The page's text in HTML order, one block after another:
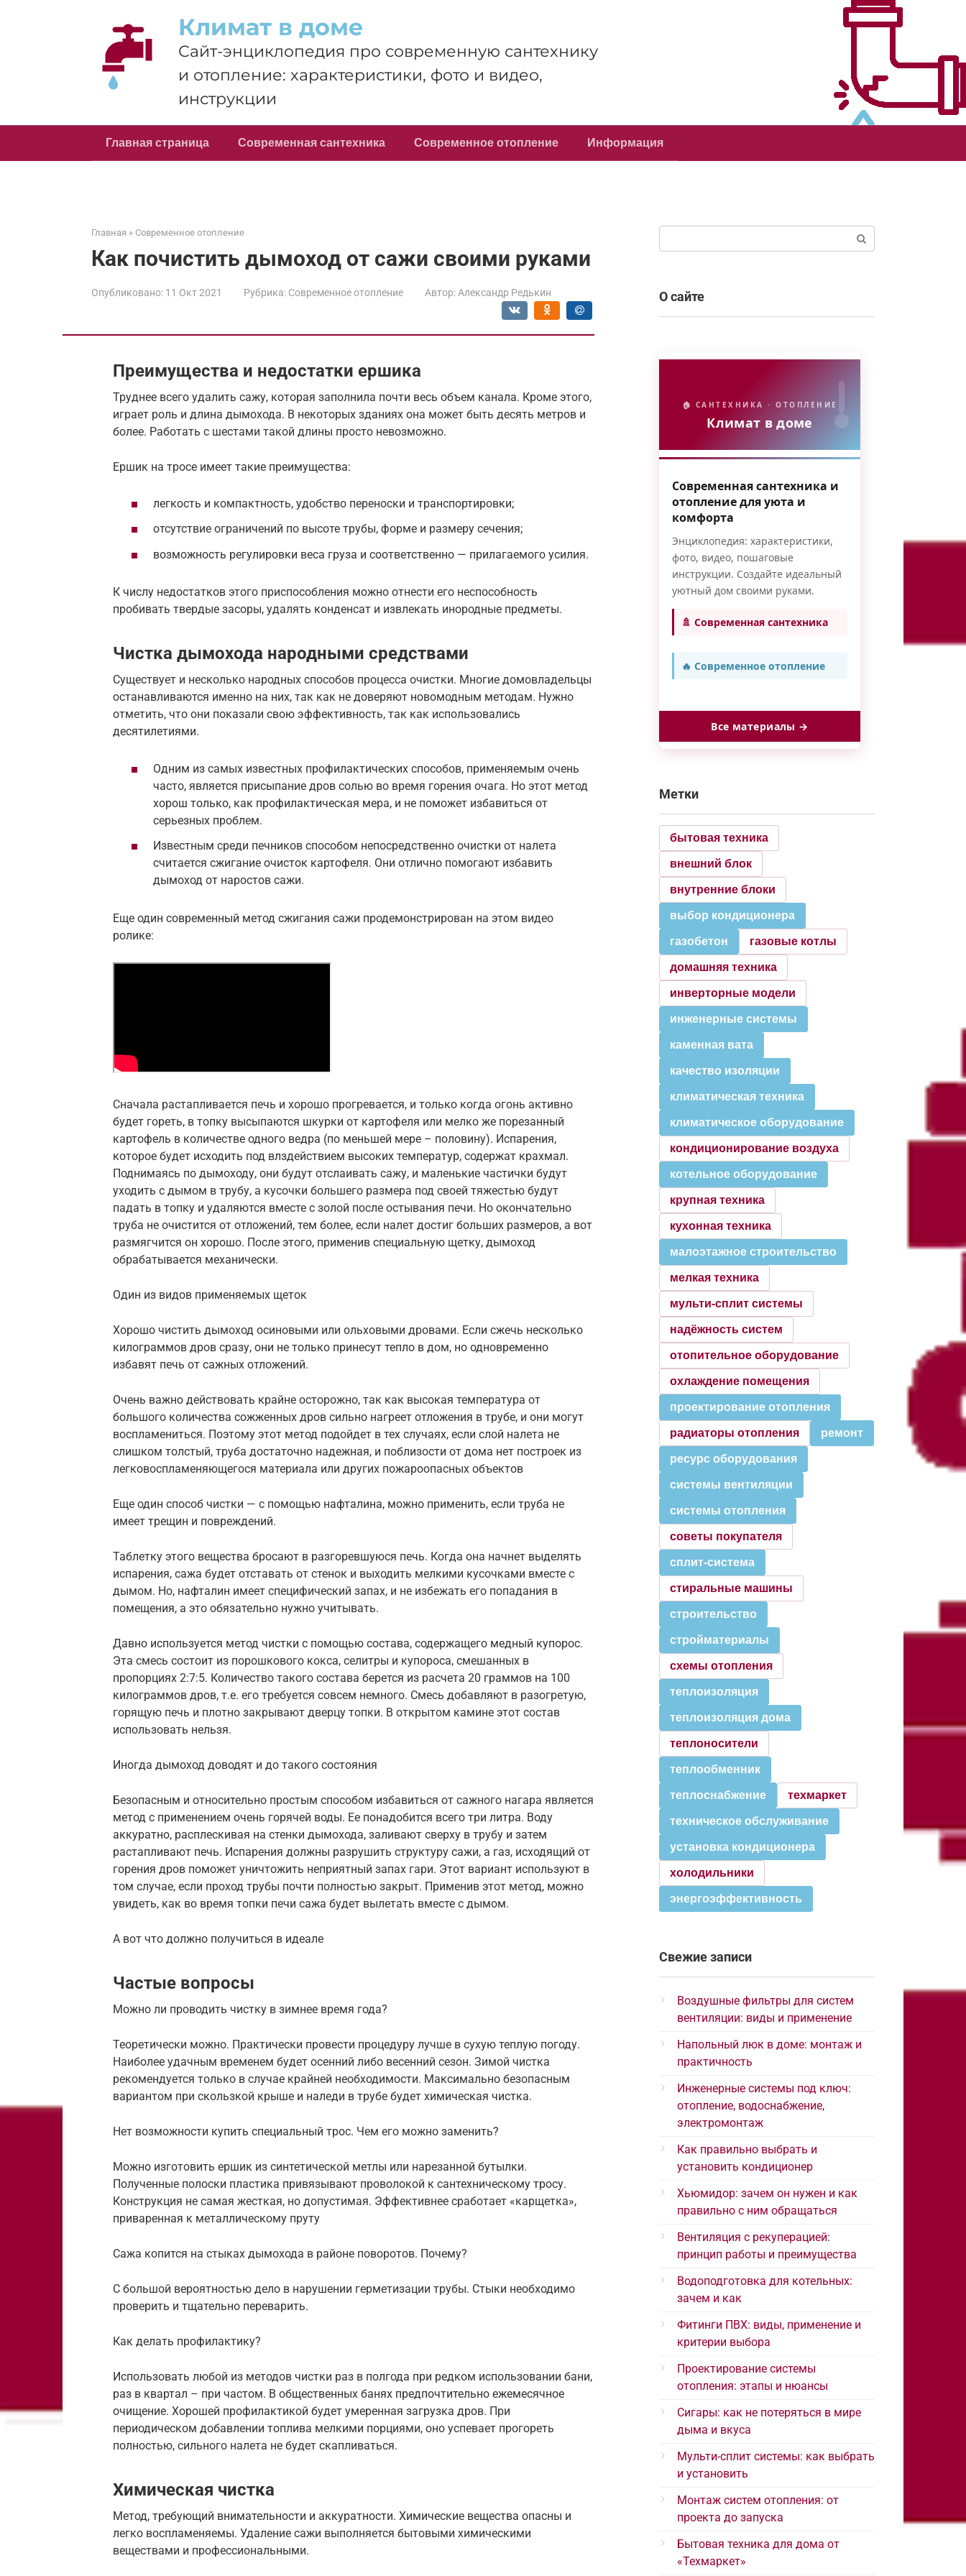
Климат в доме
Сайт-энциклопедия про современную сантехнику
и отопление: характеристики, фото и видео,
инструкции
Главная страница Современная сантехника Современное отопление Информация
Главная » Современное отопление
Как почистить дымоход от сажи своими руками
Опубликовано: 11 Окт 2021 Рубрика: Современное отопление Автор: Александр Редькин
Преимущества и недостатки ершика
Труднее всего удалить сажу, которая заполнила почти весь объем канала. Кроме этого,
играет роль и длина дымохода. В некоторых зданиях она может быть десять метров и
более. Работать с шестами такой длины просто невозможно.
Ершик на тросе имеет такие преимущества:
легкость и компактность, удобство переноски и транспортировки;
отсутствие ограничений по высоте трубы, форме и размеру сечения;
возможность регулировки веса груза и соответственно — прилагаемого усилия.
К числу недостатков этого приспособления можно отнести его неспособность
пробивать твердые засоры, удалять конденсат и извлекать инородные предметы.
Чистка дымохода народными средствами
Существует и несколько народных способов процесса очистки. Многие домовладельцы
останавливаются именно на них, так как не доверяют новомодным методам. Нужно
отметить, что они показали свою эффективность, так как использовались
десятилетиями.
Одним из самых известных профилактических способов, применяемым очень
часто, является присыпание дров солью во время горения очага. Но этот метод
хорош только, как профилактическая мера, и не поможет избавиться от
серьезных проблем.
Известным среди печников способом непосредственно очистки от налета
считается сжигание очисток картофеля. Они отлично помогают избавить
дымоход от наростов сажи.
Еще один современный метод сжигания сажи продемонстрирован на этом видео
ролике:
Сначала растапливается печь и хорошо прогревается, и только когда огонь активно
будет гореть, в топку высыпаются шкурки от картофеля или мелко же порезанный
картофель в количестве одного ведра (по меньшей мере – половину). Испарения,
которое будет исходить под влздействием высоких температур, содержат крахмал.
Поднимаясь по дымоходу, они будут отслаивать сажу, и маленькие частички будут
уходить с дымом в трубу, а кусочки большего размера под своей тяжестью будут
падать в топку и удаляются вместе с золой после остывания печи. Но окончательно
труба не очистится от отложений, тем более, если налет достиг больших размеров, а вот
размягчится он хорошо. После этого, применив специальную щетку, дымоход
обрабатывается механически.
Один из видов применяемых щеток
Хорошо чистить дымоход осиновыми или ольховыми дровами. Если сжечь несколько
килограммов дров сразу, они не только принесут тепло в дом, но одновременно
избавят печь от сажных отложений.
Очень важно действовать крайне осторожно, так как высокая температура от
большого количества сожженных дров сильно нагреет отложения в трубе, и они могут
воспламениться. Поэтому этот метод подойдет в тех случаях, если слой налета не
слишком толстый, труба достаточно надежная, и поблизости от дома нет построек из
легковоспламеняющегося материала или других пожароопасных объектов
Еще один способ чистки — с помощью нафталина, можно применить, если труба не
имеет трещин и повреждений.
Таблетку этого вещества бросают в разгоревшуюся печь. Когда она начнет выделять
испарения, сажа будет отставать от стенок и выходить мелкими кусочками вместе с
дымом. Но, нафталин имеет специфический запах, и не избежать его попадания в
помещения, а это обязательно нужно учитывать.
Давно используется метод чистки с помощью состава, содержащего медный купорос.
Эта смесь состоит из порошкового кокса, селитры и купороса, смешанных в
пропорциях 2:7:5. Количество такого состава берется из расчета 20 граммов на 100
килограммов дров, т.е. его требуется совсем немного. Смесь добавляют в разогретую,
горящую печь и плотно закрывают дверцу топки. В открытом камине этот состав
использовать нельзя.
Иногда дымоход доводят и до такого состояния
Безопасным и относительно простым способом избавиться от сажного нагара является
метод с применением очень горячей воды. Ее понадобится всего три литра. Воду
аккуратно, расплескивая на стенки дымохода, заливают сверху в трубу и затем
растапливают печь. Испарения должны разрушить структуру сажи, а газ, исходящий от
горения дров поможет уничтожить неприятный запах гари. Этот вариант используют в
том случае, если проход трубы почти полностью закрыт. Применив этот метод, можно
увидеть, как во время топки печи сажа будет вылетать вместе с дымом.
А вот что должно получиться в идеале
Частые вопросы
Можно ли проводить чистку в зимнее время года?
Теоретически можно. Практически провести процедуру лучше в сухую теплую погоду.
Наиболее удачным временем будет осенний либо весенний сезон. Зимой чистка
рекомендуется только в случае крайней необходимости. Максимально безопасным
вариантом при скользкой крыше и наледи в трубе будет химическая чистка.
Нет возможности купить специальный трос. Чем его можно заменить?
Можно изготовить ершик из синтетической метлы или нарезанной бутылки.
Полученные полоски пластика привязывают проволокой к сантехническому тросу.
Конструкция не самая жесткая, но допустимая. Эффективнее сработает «карщетка»,
приваренная к металлическому пруту
Сажа копится на стыках дымохода в районе поворотов. Почему?
С большой вероятностью дело в нарушении герметизации трубы. Стыки необходимо
проверить и тщательно переварить.
Как делать профилактику?
Использовать любой из методов чистки раз в полгода при редком использовании бани,
раз в квартал – при частом. В общественных банях предпочтительно ежемесячное
очищение. Хорошей профилактикой будет умеренная загрузка дров. При
периодическом добавлении топлива мелкими порциями, оно успевает прогореть
полностью, сильного налета не будет скапливаться.
Химическая чистка
Метод, требующий внимательности и аккуратности. Химические вещества опасны и
легко воспламеняемы. Удаление сажи выполняется бытовыми химическими
веществами и профессиональными.
О сайте
🏠 САНТЕХНИКА · ОТОПЛЕНИЕ
Климат в доме
Современная сантехника и
отопление для уюта и
комфорта
Энциклопедия: характеристики,
фото, видео, пошаговые
инструкции. Создайте идеальный
уютный дом своими руками.
🚿 Современная сантехника
🔥 Современное отопление
Все материалы →
Метки
бытовая техника
внешний блок
внутренние блоки
выбор кондиционера
газобетон газовые котлы
домашняя техника
инверторные модели
инженерные системы
каменная вата
качество изоляции
климатическая техника
климатическое оборудование
кондиционирование воздуха
котельное оборудование
крупная техника
кухонная техника
малоэтажное строительство
мелкая техника
мульти-сплит системы
надёжность систем
отопительное оборудование
охлаждение помещения
проектирование отопления
радиаторы отопления ремонт
ресурс оборудования
системы вентиляции
системы отопления
советы покупателя
сплит-система
стиральные машины
строительство
стройматериалы
схемы отопления
теплоизоляция
теплоизоляция дома
теплоносители
теплообменник
теплоснабжение техмаркет
техническое обслуживание
установка кондиционера
холодильники
энергоэффективность
Свежие записи
Воздушные фильтры для систем
вентиляции: виды и применение
Напольный люк в доме: монтаж и
практичность
Инженерные системы под ключ:
отопление, водоснабжение,
электромонтаж
Как правильно выбрать и
установить кондиционер
Хьюмидор: зачем он нужен и как
правильно с ним обращаться
Вентиляция с рекуперацией:
принцип работы и преимущества
Водоподготовка для котельных:
зачем и как
Фитинги ПВХ: виды, применение и
критерии выбора
Проектирование системы
отопления: этапы и нюансы
Сигары: как не потеряться в мире
дыма и вкуса
Мульти-сплит системы: как выбрать
и установить
Монтаж систем отопления: от
проекта до запуска
Бытовая техника для дома от
«Техмаркет»